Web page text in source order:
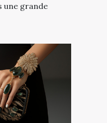
une grande